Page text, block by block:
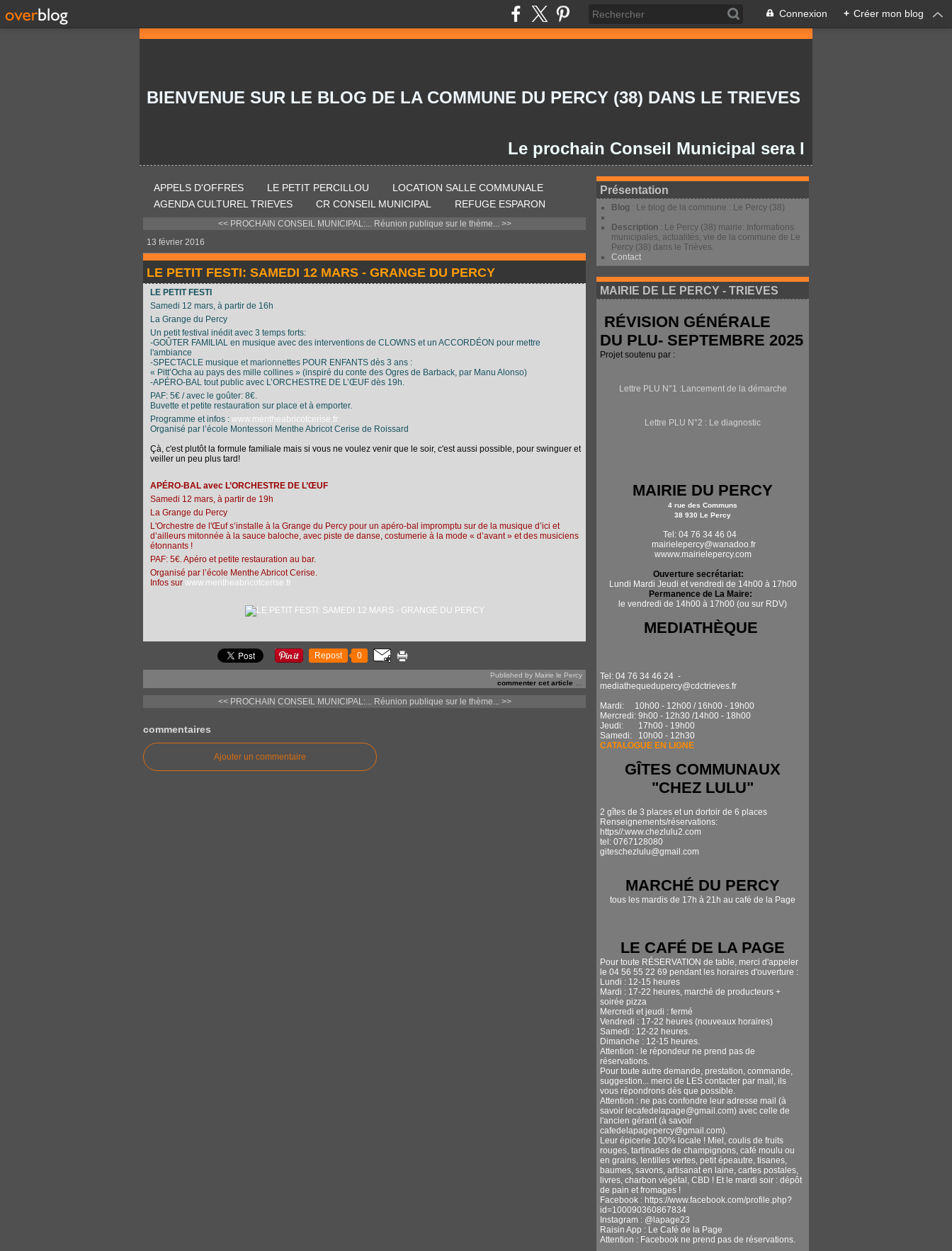
Connexion + Créer mon blog
BIENVENUE SUR LE BLOG DE LA COMMUNE DU PERCY (38) DANS LE TRIEVES
Le prochain Conseil Municipal sera le lundi 27/07/2026 à
APPELS D'OFFRES LE PETIT PERCILLOU
LOCATION SALLE COMMUNALE
AGENDA CULTUREL TRIEVES
CR CONSEIL MUNICIPAL REFUGE ESPARON
<< PROCHAIN CONSEIL MUNICIPAL:... Réunion publique sur le thème... >>
13 février 2016
LE PETIT FESTI: SAMEDI 12 MARS - GRANGE DU PERCY
LE PETIT FESTI
Samedi 12 mars, à partir de 16h
La Grange du Percy
Un petit festival inédit avec 3 temps forts:
-GOÛTER FAMILIAL en musique avec des interventions de CLOWNS et un ACCORDÉON pour mettre
l'ambiance
-SPECTACLE musique et marionnettes POUR ENFANTS dès 3 ans :
« Pitt’Ocha au pays des mille collines » (inspiré du conte des Ogres de Barback, par Manu Alonso)
-APÉRO-BAL tout public avec L’ORCHESTRE DE L’ŒUF dès 19h.
PAF: 5€ / avec le goûter: 8€.
Buvette et petite restauration sur place et à emporter.
Programme et infos : www.mentheabricotcerise.fr
Organisé par l’école Montessori Menthe Abricot Cerise de Roissard
Çà, c'est plutôt la formule familiale mais si vous ne voulez venir que le soir, c'est aussi possible, pour swinguer et
veiller un peu plus tard!
APÉRO-BAL avec L’ORCHESTRE DE L’ŒUF
Samedi 12 mars, à partir de 19h
La Grange du Percy
L'Orchestre de l'Œuf s’installe à la Grange du Percy pour un apéro-bal impromptu sur de la musique d’ici et
d’ailleurs mitonnée à la sauce baloche, avec piste de danse, costumerie à la mode « d’avant » et des musiciens
étonnants !
PAF: 5€. Apéro et petite restauration au bar.
Organisé par l’école Menthe Abricot Cerise.
Infos sur www.mentheabricotcerise.fr
Repost 0
Published by Mairie le Percy
commenter cet article
<< PROCHAIN CONSEIL MUNICIPAL:... Réunion publique sur le thème... >>
commentaires
Ajouter un commentaire
Présentation
Blog : Le blog de la commune : Le Percy (38)
Description : Le Percy (38) mairie: Informations
municipales, actualités, vie de la commune de Le
Percy (38) dans le Trièves.
Contact
MAIRIE DE LE PERCY - TRIEVES
RÉVISION GÉNÉRALE
DU PLU- SEPTEMBRE 2025
Projet soutenu par :
Lettre PLU N°1 :Lancement de la démarche
Lettre PLU N°2 : Le diagnostic
MAIRIE DU PERCY
4 rue des Communs
38 930 Le Percy
Tel: 04 76 34 46 04
mairielepercy@wanadoo.fr
wwww.mairielepercy.com
Ouverture secrétariat:
Lundi Mardi Jeudi et vendredi de 14h00 à 17h00
Permanence de La Maire:
le vendredi de 14h00 à 17h00 (ou sur RDV)
MEDIATHÈQUE
Tel: 04 76 34 46 24 -
mediathequedupercy@cdctrieves.fr
Mardi: 10h00 - 12h00 / 16h00 - 19h00
Mercredi: 9h00 - 12h30 /14h00 - 18h00
Jeudi: 17h00 - 19h00
Samedi: 10h00 - 12h30
CATALOGUE EN LIGNE
GÎTES COMMUNAUX
"CHEZ LULU"
2 gîtes de 3 places et un dortoir de 6 places
Renseignements/réservations:
https//:www.chezlulu2.com
tel: 0767128080
giteschezlulu@gmail.com
MARCHÉ DU PERCY
tous les mardis de 17h à 21h au café de la Page
LE CAFÉ DE LA PAGE
Pour toute RÉSERVATION de table, merci d'appeler
le 04 56 55 22 69 pendant les horaires d'ouverture :
Lundi : 12-15 heures
Mardi : 17-22 heures, marché de producteurs +
soirée pizza
Mercredi et jeudi : fermé
Vendredi : 17-22 heures (nouveaux horaires)
Samedi : 12-22 heures.
Dimanche : 12-15 heures.
Attention : le répondeur ne prend pas de
réservations.
Pour toute autre demande, prestation, commande,
suggestion... merci de LES contacter par mail, ils
vous répondrons dès que possible.
Attention : ne pas confondre leur adresse mail (à
savoir lecafedelapage@gmail.com) avec celle de
l'ancien gérant (à savoir
cafedelapagepercy@gmail.com).
Leur épicerie 100% locale ! Miel, coulis de fruits
rouges, tartinades de champignons, café moulu ou
en grains, lentilles vertes, petit épeautre, tisanes,
baumes, savons, artisanat en laine, cartes postales,
livres, charbon végétal, CBD ! Et le mardi soir : dépôt
de pain et fromages !
Facebook : https://www.facebook.com/profile.php?
id=100090360867834
Instagram : @lapage23
Raisin App : Le Café de la Page
Attention : Facebook ne prend pas de réservations.